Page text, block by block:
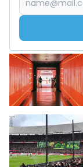
Lees ook